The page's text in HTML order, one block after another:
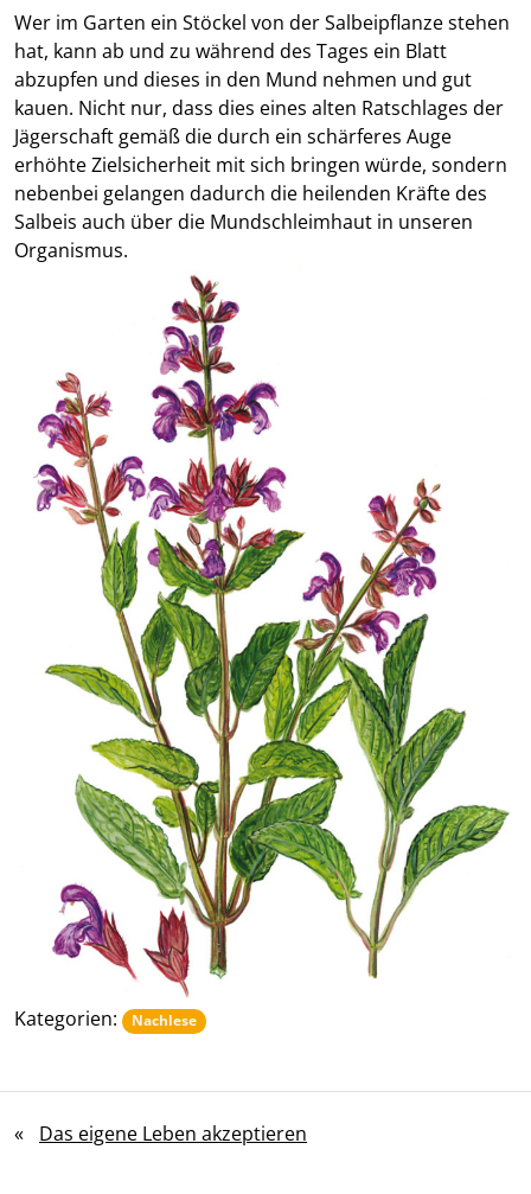
Wer im Garten ein Stöckel von der Salbeipflanze stehen
hat, kann ab und zu während des Tages ein Blatt
abzupfen und dieses in den Mund nehmen und gut
kauen. Nicht nur, dass dies eines alten Ratschlages der
Jägerschaft gemäß die durch ein schärferes Auge
erhöhte Zielsicherheit mit sich bringen würde, sondern
nebenbei gelangen dadurch die heilenden Kräfte des
Salbeis auch über die Mundschleimhaut in unseren
Organismus.
Kategorien: Nachlese
« Das eigene Leben akzeptieren